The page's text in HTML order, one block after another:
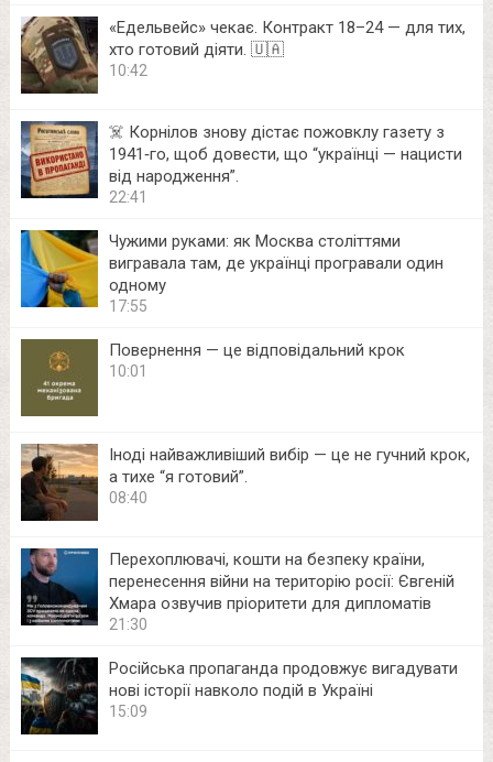
«Едельвейс» чекає. Контракт 18–24 — для тих,
хто готовий діяти. 🇺🇦
10:42
☠️ Корнілов знову дістає пожовклу газету з
1941‑го, щоб довести, що “українці — нацисти
від народження”.
22:41
Чужими руками: як Москва століттями
вигравала там, де українці програвали один
одному
17:55
Повернення — це відповідальний крок
10:01
Іноді найважливіший вибір — це не гучний крок,
а тихе “я готовий”.
08:40
Перехоплювачі, кошти на безпеку країни,
перенесення війни на територію росії: Євгеній
Хмара озвучив пріоритети для дипломатів
21:30
Російська пропаганда продовжує вигадувати
нові історії навколо подій в Україні
15:09